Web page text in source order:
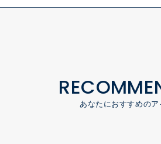
あなたにおすすめのア